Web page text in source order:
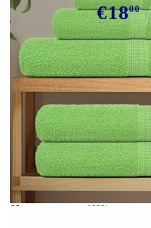
€1800
В
Време за
Безплатна доставка до
Цвят:
Материал:
100% памук